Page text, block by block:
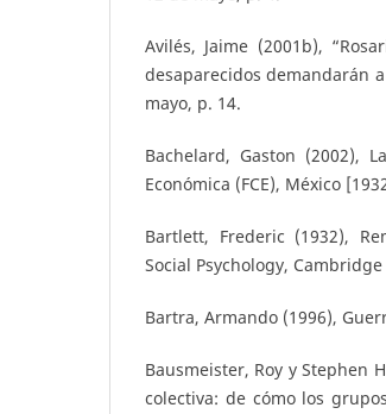
Avilés, Jaime (2001b),
desaparecidos demandarán
mayo, p. 14.
Bachelard, Gaston (2002),
Económica (FCE), México
Bartlett, Frederic (1932),
Social Psychology,
Bartra, Armando (1996),
Bausmeister, Roy y Stephen
colectiva: de cómo los